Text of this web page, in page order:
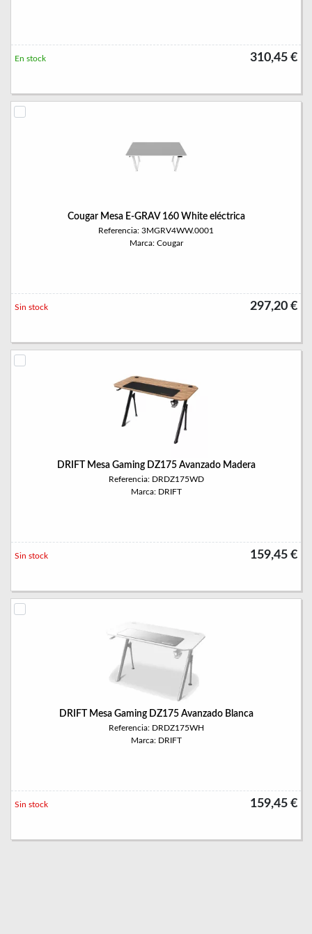
310,45 €
En stock
Cougar Mesa E-GRAV 160 White eléctrica
Referencia: 3MGRV4WW.0001
Marca: Cougar
297,20 €
Sin stock
DRIFT Mesa Gaming DZ175 Avanzado Madera
Referencia: DRDZ175WD
Marca: DRIFT
159,45 €
Sin stock
DRIFT Mesa Gaming DZ175 Avanzado Blanca
Referencia: DRDZ175WH
Marca: DRIFT
159,45 €
Sin stock